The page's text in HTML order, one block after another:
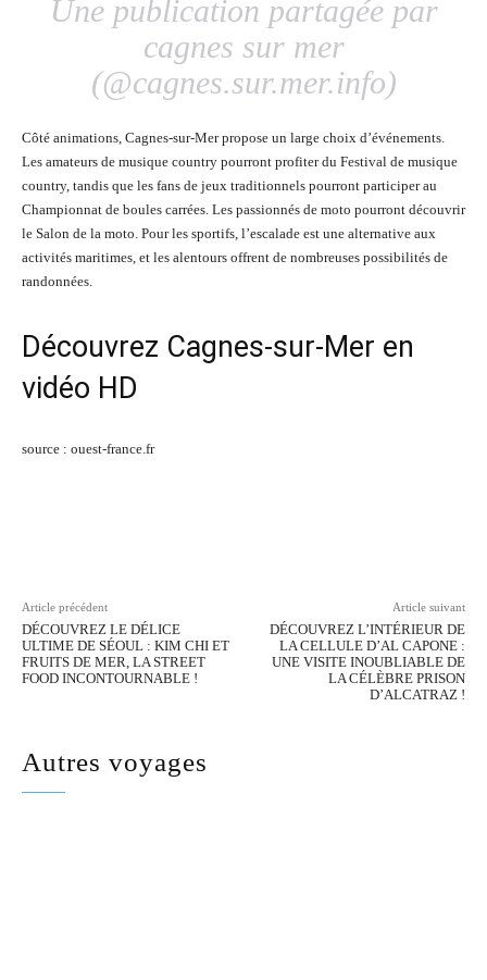
Une publication partagée par
cagnes sur mer
(@cagnes.sur.mer.info)
Côté animations, Cagnes-sur-Mer propose un large choix d’événements.
Les amateurs de musique country pourront profiter du Festival de musique
country, tandis que les fans de jeux traditionnels pourront participer au
Championnat de boules carrées. Les passionnés de moto pourront découvrir
le Salon de la moto. Pour les sportifs, l’escalade est une alternative aux
activités maritimes, et les alentours offrent de nombreuses possibilités de
randonnées.
Découvrez Cagnes-sur-Mer en
vidéo HD
source : ouest-france.fr
Article précédent
DÉCOUVREZ LE DÉLICE
ULTIME DE SÉOUL : KIM CHI ET
FRUITS DE MER, LA STREET
FOOD INCONTOURNABLE !
Article suivant
DÉCOUVREZ L’INTÉRIEUR DE
LA CELLULE D’AL CAPONE :
UNE VISITE INOUBLIABLE DE
LA CÉLÈBRE PRISON
D’ALCATRAZ !
Autres voyages